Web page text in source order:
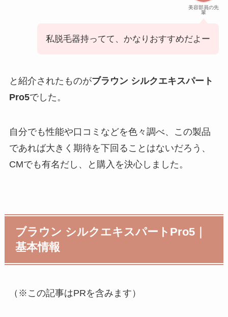
美容部員の先
輩
私脱毛器持ってて、かなりおすすめだよー
と紹介されたものがブラウン シルクエキスパート
Pro5でした。
自分でも性能や口コミなどを色々調べ、この製品
であれば大きく期待を下回ることはないだろう、
CMでも有名だし、と購入を決心しました。
ブラウン シルクエキスパートPro5｜
基本情報
（※この記事はPRを含みます）